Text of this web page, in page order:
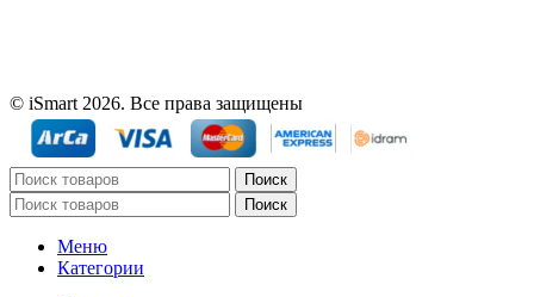
© iSmart 2026. Все права защищены
Поиск
Поиск
Меню
Категории